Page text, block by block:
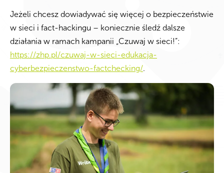
Jeżeli chcesz dowiadywać się więcej o bezpieczeństwie
w sieci i fact-hackingu – koniecznie śledź dalsze
działania w ramach kampanii „Czuwaj w sieci!”:
https://zhp.pl/czuwaj-w-sieci-edukacja-
cyberbezpieczenstwo-factchecking/.